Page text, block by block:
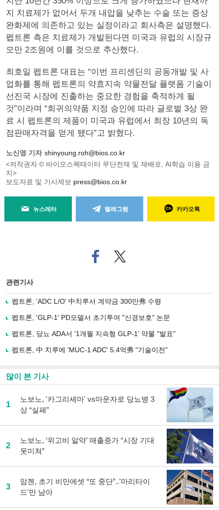
지 치료제가 없어서 두개 내압을 낮추는 수술 또는 증상
완화제에 의존하고 있는 실정이라고 회사측은 설명했다.
펩트론 측은 치료제가 개발된다면 미국과 유럽의 시장규
모만 2조원에 이를 것으로 추산했다.
최호일 펩트론 대표는 “이번 프리센딘의 공동개발 및 사
업화를 통해 펩트론의 약효지속 약물전달 플랫폼 기술이
선진국 시장에 진출하는 중요한 경험을 축적하게 될
것”이라며 “희귀의약품 지정 승인에 따라 글로벌 3상 완
료 시 펩트론의 제품이 미국과 유럽에서 최장 10년의 독
점판매자격을 얻게 됐다”고 밝혔다.
노신영 기자 shinyoung.roh@bios.co.kr
<저작권자 © 바이오스펙테이터 무단전재 및 재배포, AI학습 이용 금
지>
보도자료 및 기사제보 press@bios.co.kr
뉴스레터 텔레그램 카카오톡
페
이
로
기
사
유
기
트위
터로
관련기사
펩트론, 'ADC L/O' 中치루서 계약금 300만弗 수령
펩트론, 'GLP-1' PD모델서 초기투여 "신경보호" 논문
펩트론, 당뇨 ADA서 '1개월 지속형 GLP-1' 약물 "발표"
펩트론, 中 치루에 'MUC-1 ADC' 5.4억弗 "기술이전"
많이 본 기사
1
노보노, '카그리세마' vs마운자로 당뇨병 3
상 “실패”
2
노보노, ‘위고비 알약’ 매출증가 “시장 기대
못미쳐”
3
암젠, 초기 비만에셋 “또 중단”..'마리타이
드'만 남아